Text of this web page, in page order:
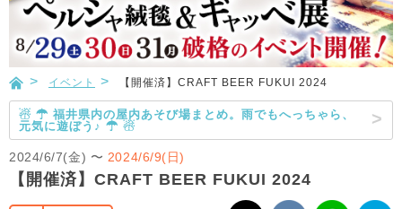
イベント 【開催済】CRAFT BEER FUKUI 2024
☃ ☂ 福井県内の屋内あそび場まとめ。雨でもへっちゃら、
元気に遊ぼう♪ ☂ ☃
2024/6/7(金) 〜 2024/6/9(日)
【開催済】CRAFT BEER FUKUI 2024